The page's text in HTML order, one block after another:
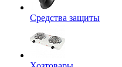
Средства защиты